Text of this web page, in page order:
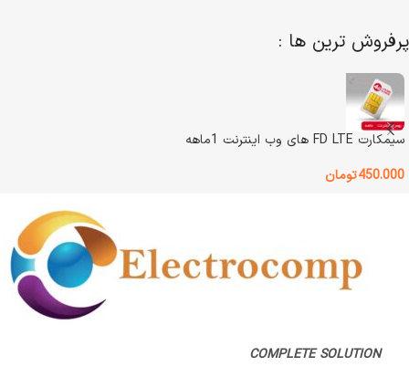
وضعیت کالا
استوک ,استوک – ویترینی
اکبند – ویترینی
گارانتی بدون گارانتی
رنگ
نوع اتصال بلوتوث / دانگل
پرفروش ترین ها :
سیمکارت FD LTE های وب اینترنت 1ماهه
450.000تومان
COMPLETE SOLUTION